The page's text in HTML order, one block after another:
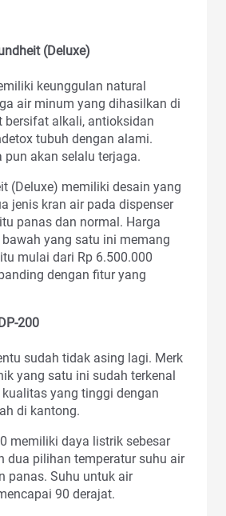
(Deluxe)
keunggulan natural
air minum yang dihasilkan di
bersifat alkali, antioksidan
tubuh dengan alami.
pun akan selalu terjaga.
(Deluxe) memiliki desain yang
jenis kran air pada dispenser
panas dan normal. Harga
yang satu ini memang
mulai dari Rp 6.500.000
dengan fitur yang
200
sudah tidak asing lagi. Merk
yang satu ini sudah terkenal
yang tinggi dengan
di kantong.
memiliki daya listrik sebesar
dua pilihan temperatur suhu air
panas. Suhu untuk air
90 derajat.